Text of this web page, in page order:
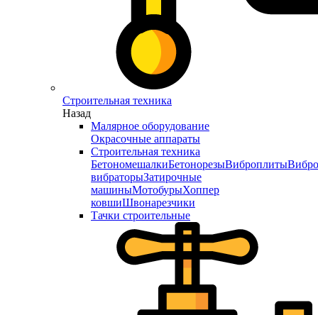
Строительная техника
Назад
Малярное оборудование
Окрасочные аппараты
Строительная техника
БетономешалкиБетонорезыВиброплиты
вибраторыЗатирочные
машиныМотобурыХоппер
ковшиШвонарезчики
Тачки строительные